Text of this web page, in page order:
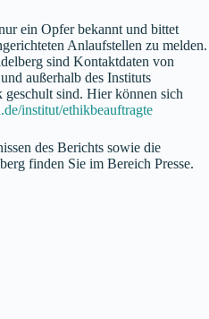
ein Opfer bekannt und bittet
Anlaufstellen zu melden.
sind Kontaktdaten von
außerhalb des Instituts
sind. Hier können sich
institut/ethikbeauftragte
des Berichts sowie die
finden Sie im Bereich Presse.